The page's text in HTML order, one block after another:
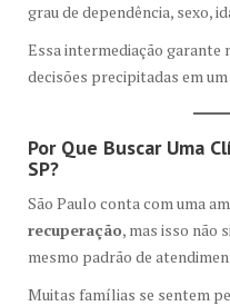
grau de dependência, sexo,
Essa intermediação garante
decisões precipitadas em
Por Que Buscar Uma
SP?
São Paulo conta com uma
recuperação, mas isso não
mesmo padrão de
Muitas famílias se sentem